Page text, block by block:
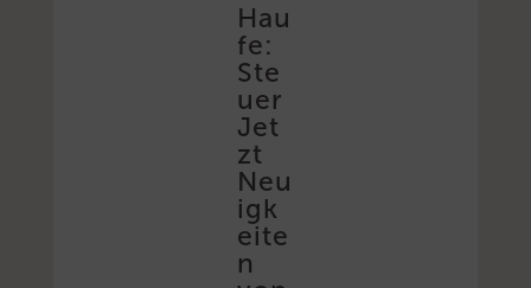
Hau
fe:
Ste
uer
Jet
zt
Neu
igk
eite
n